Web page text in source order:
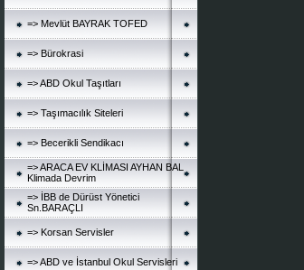
=> Mevlüt BAYRAK TOFED
=> Bürokrasi
=> ABD Okul Taşıtları
=> Taşımacılık Siteleri
=> Becerikli Sendikacı
=> ARACA EV KLİMASI AYHAN BAL
Klimada Devrim
=> İBB de Dürüst Yönetici
Sn.BARAÇLI
=> Korsan Servisler
=> ABD ve İstanbul Okul Servisleri